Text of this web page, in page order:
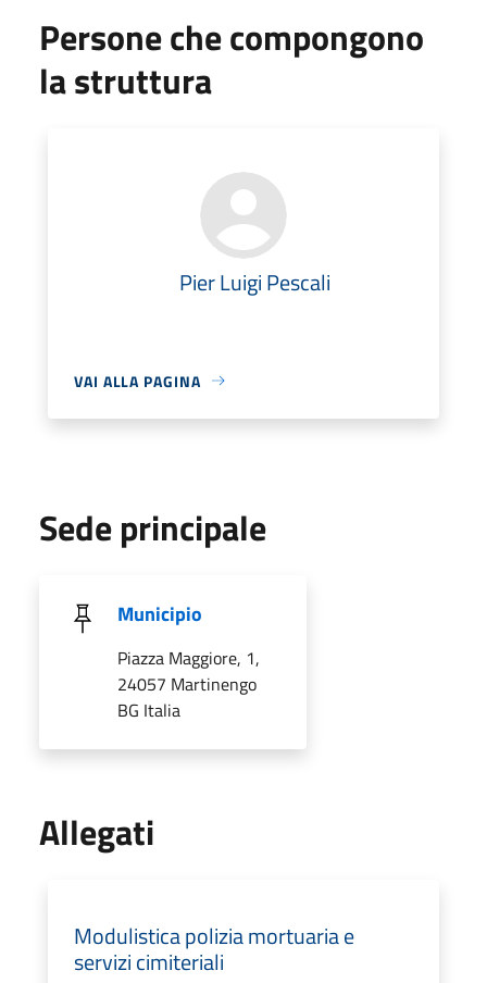
Persone che compongono
la struttura
Pier Luigi Pescali
VAI ALLA PAGINA
Sede principale
Municipio
Piazza Maggiore, 1,
24057 Martinengo
BG Italia
Allegati
Modulistica polizia mortuaria e
servizi cimiteriali